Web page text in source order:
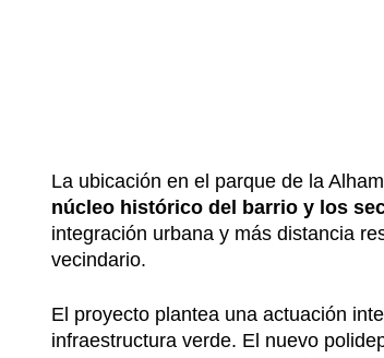
La ubicación en el parque de la
núcleo histórico del barrio y los
integración urbana y más distancia
vecindario.
El proyecto plantea una actuación
infraestructura verde. El nuevo